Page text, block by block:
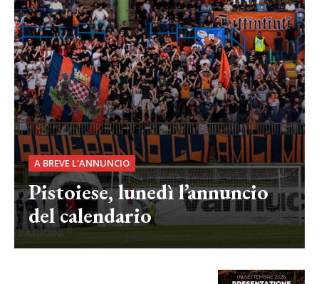
A BREVE L'ANNUNCIO
Pistoiese, lunedì l’annuncio
del calendario